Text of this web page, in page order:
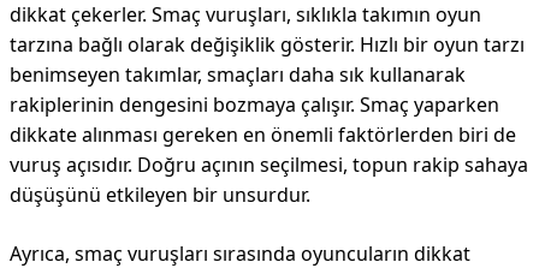
dikkat çekerler. Smaç vuruşları, sıklıkla takımın oyun
tarzına bağlı olarak değişiklik gösterir. Hızlı bir oyun tarzı
benimseyen takımlar, smaçları daha sık kullanarak
rakiplerinin dengesini bozmaya çalışır. Smaç yaparken
dikkate alınması gereken en önemli faktörlerden biri de
vuruş açısıdır. Doğru açının seçilmesi, topun rakip sahaya
düşüşünü etkileyen bir unsurdur.
Ayrıca, smaç vuruşları sırasında oyuncuların dikkat